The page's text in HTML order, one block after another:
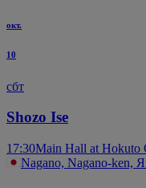
окт.
10
сбт
Shozo Ise
17:30Main Hall at Hokuto
Nagano, Nagano-ken,